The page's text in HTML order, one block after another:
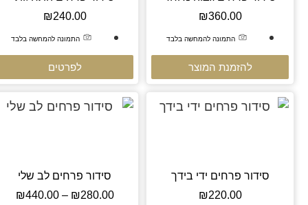
₪360.00
התמונה להמחשה בלבד
להזמנת המוצר
₪240.00
התמונה להמחשה בלבד
לפרטים
סידור פרחים ידי בידך
₪220.00
סידור פרחים לב שלי
₪280.00
–
₪440.00